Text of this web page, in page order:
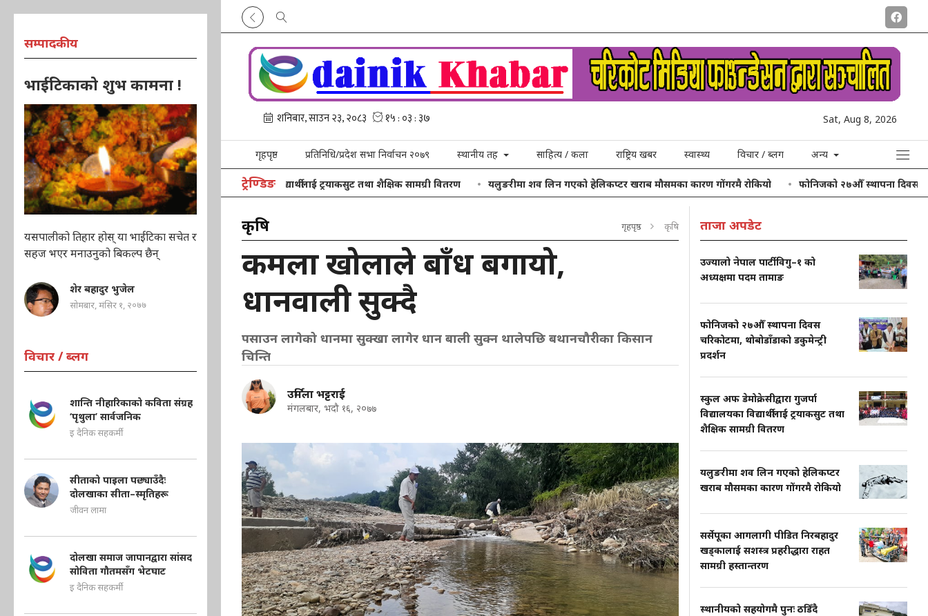
सम्पादकीय
भाईटिकाको शुभ कामना !
यसपालीको तिहार होस् या भाईटिका सचेत र
सहज भएर मनाउनुको बिकल्प छैन्
शेर बहादुर भुजेल
सोमबार, मंसिर १, २०७७
विचार / ब्लग
शान्ति नीहारिकाको कविता संग्रह
‘पृथुला’ सार्वजनिक
इ दैनिक सहकर्मी
सीताको पाइला पछ्याउँदैः
दोलखाका सीता–स्मृतिहरू
जीवन लामा
दोलखा समाज जापानद्वारा सांसद
सोविता गौतमसँग भेटघाट
इ दैनिक सहकर्मी
Sat, Aug 8, 2026
गृहपृष्ठ प्रतिनिधि/प्रदेश सभा निर्वाचन २०७९ स्थानीय तह साहित्य / कला राष्ट्रिय खबर स्वास्थ्य विचार / ब्लग अन्य
ट्रेण्डिङ
स्कुल अफ डेमोक्रेसीद्वारा गुजर्पा विद्यालयका विद्यार्थीलाई ट्रयाकसुट तथा शैक्षिक सामग्री वितरण यलुङरीमा शव लिन गएको हेलिकप्टर खराब मौसमका कारण गोंगरमै रोकियो फोनिजको २७औँ स्थापना दिवस चरिकोटमा,
कृषि गृहपृष्ठ कृषि
कमला खोलाले बाँध बगायो,
धानवाली सुक्दै
पसाउन लागेको धानमा सुक्खा लागेर धान बाली सुक्न थालेपछि बथानचौरीका किसान
चिन्ति
उर्मिला भट्टराई
मंगलबार, भदौ १६, २०७७
ताजा अपडेट
उज्यालो नेपाल पार्टी विगु–१ को
अध्यक्षमा पदम तामाङ
फोनिजको २७औँ स्थापना दिवस
चरिकोटमा, थोबोडाँडाको डकुमेन्ट्री
प्रदर्शन
स्कुल अफ डेमोक्रेसीद्वारा गुजर्पा
विद्यालयका विद्यार्थीलाई ट्रयाकसुट तथा
शैक्षिक सामग्री वितरण
यलुङरीमा शव लिन गएको हेलिकप्टर
खराब मौसमका कारण गोंगरमै रोकियो
सर्सेपूका आगलागी पीडित निरबहादुर
खड्कालाई सशस्त्र प्रहरीद्धारा राहत
सामग्री हस्तान्तरण
स्थानीयको सहयोगमै पुनः ठडिँदै